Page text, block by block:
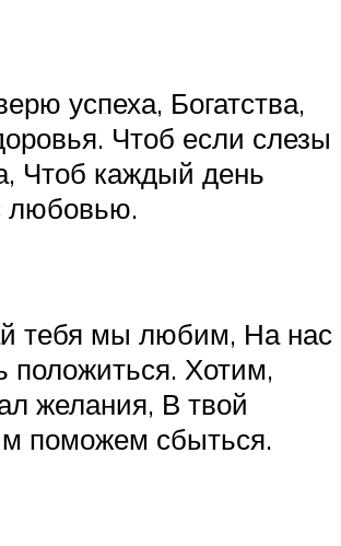
успеха, Богатства,
Чтоб если слезы
Чтоб каждый день
любовью.
тебя мы любим, На нас
Хотим,
желания, В твой
поможем сбыться.